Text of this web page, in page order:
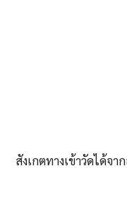
สังเกตทางเข้าวัดได้จ